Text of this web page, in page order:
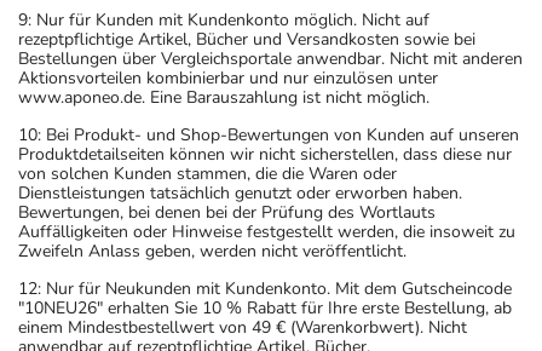
9: Nur für Kunden mit Kundenkonto möglich. Nicht auf
rezeptpflichtige Artikel, Bücher und Versandkosten sowie bei
Bestellungen über Vergleichsportale anwendbar. Nicht mit anderen
Aktionsvorteilen kombinierbar und nur einzulösen unter
www.aponeo.de. Eine Barauszahlung ist nicht möglich.
10: Bei Produkt- und Shop-Bewertungen von Kunden auf unseren
Produktdetailseiten können wir nicht sicherstellen, dass diese nur
von solchen Kunden stammen, die die Waren oder
Dienstleistungen tatsächlich genutzt oder erworben haben.
Bewertungen, bei denen bei der Prüfung des Wortlauts
Auffälligkeiten oder Hinweise festgestellt werden, die insoweit zu
Zweifeln Anlass geben, werden nicht veröffentlicht.
12: Nur für Neukunden mit Kundenkonto. Mit dem Gutscheincode
"10NEU26" erhalten Sie 10 % Rabatt für Ihre erste Bestellung, ab
einem Mindestbestellwert von 49 € (Warenkorbwert). Nicht